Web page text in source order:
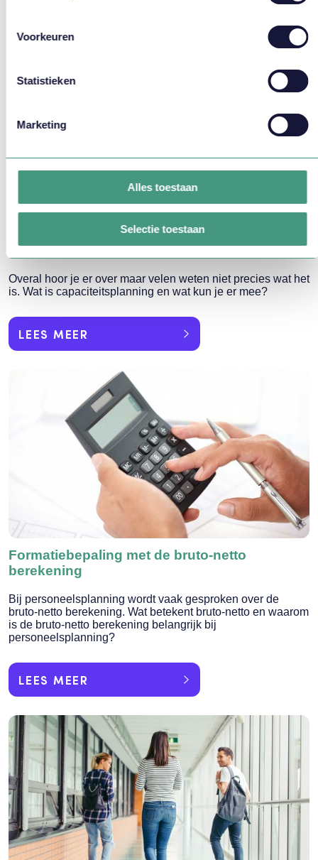
Voorkeuren
Statistieken
Marketing
Alles toestaan
Selectie toestaan
Wat betekent capaciteitsplanning?
Overal hoor je er over maar velen weten niet precies wat het
is. Wat is capaciteitsplanning en wat kun je er mee?
LEES MEER
Formatiebepaling met de bruto-netto
berekening
Bij personeelsplanning wordt vaak gesproken over de
bruto-netto berekening. Wat betekent bruto-netto en waarom
is de bruto-netto berekening belangrijk bij
personeelsplanning?
LEES MEER